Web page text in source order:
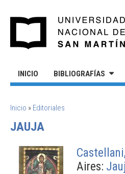
INICIO BIBLIOGRAFÍAS
SE ENCUENTRA USTED AQUÍ
Inicio » Editoriales
JAUJA
Aires: